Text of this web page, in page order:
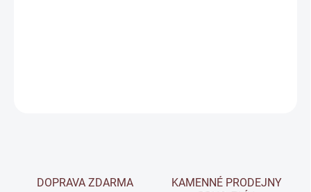
DOPRAVA ZDARMA
KAMENNÉ PRODEJNY